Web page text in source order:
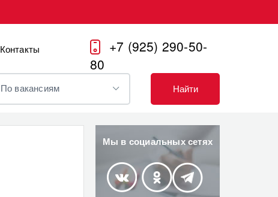
Контакты
+7 (925) 290-50-
80
По вакансиям Найти
Мы в социальных сетях
Vkontakte Odnoklassniki